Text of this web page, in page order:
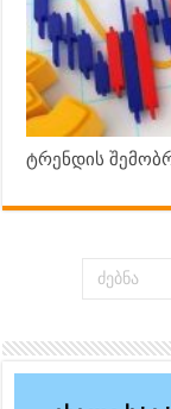
ტრენდის